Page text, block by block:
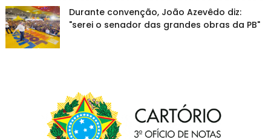
Durante convenção, João Azevêdo diz:
"serei o senador das grandes obras da PB"